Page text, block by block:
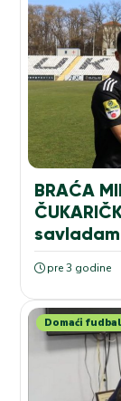
BRAĆA
pre 3 godine
Domaći fudbal